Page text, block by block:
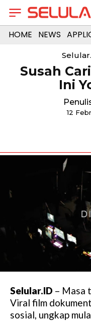
HOME NEWS
Susah
Ini
12
Selular.ID – Masa
Viral film
sosial, ungkap